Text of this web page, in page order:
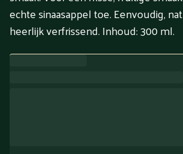
echte sinaasappel toe. Eenvoudig,
heerlijk verfrissend. Inhoud: 300 ml.